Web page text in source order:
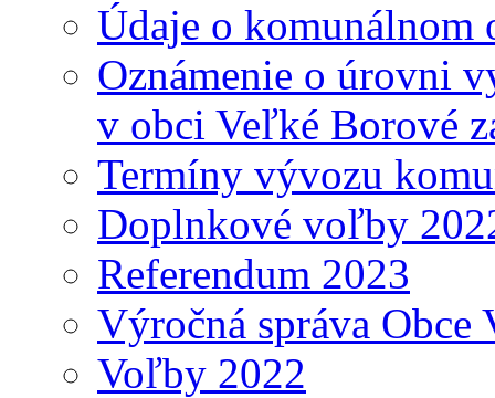
Údaje o komunálnom
Oznámenie o úrovni
v obci Veľké Borové
Termíny vývozu
Doplnkové voľby
Referendum 2023
Výročná správa
Voľby 2022